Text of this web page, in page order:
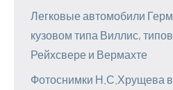
Легковые автомобили
кузовом типа Виллис,
Рейхсвере и Вермахте
Фотоснимки Н.С.Хрущева